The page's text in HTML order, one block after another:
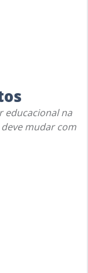
educacional na
deve mudar com